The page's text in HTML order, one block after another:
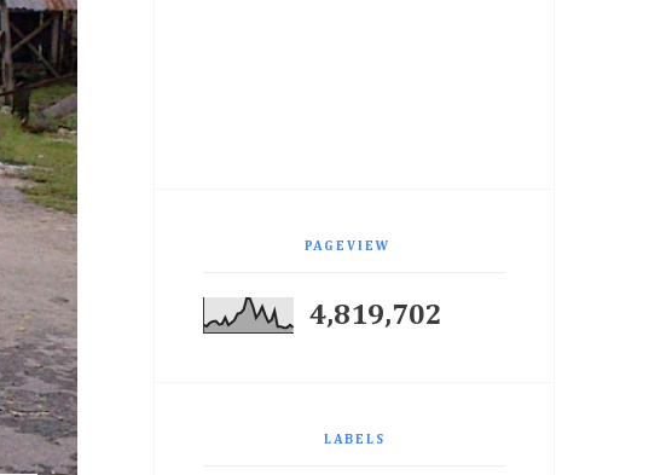
PAGEVIEW
4,819,702
LABELS